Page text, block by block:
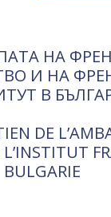
НА
И НА
В
DE
L’INSTITUT
BULGARIE